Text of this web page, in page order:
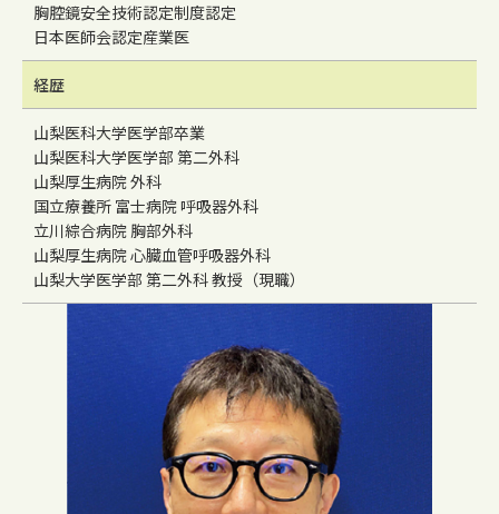
胸腔鏡安全技術認定制度認定
日本医師会認定産業医
経歴
山梨医科大学医学部卒業
山梨医科大学医学部 第二外科
山梨厚生病院 外科
国立療養所 富士病院 呼吸器外科
立川綜合病院 胸部外科
山梨厚生病院 心臓血管呼吸器外科
山梨大学医学部 第二外科 教授（現職）